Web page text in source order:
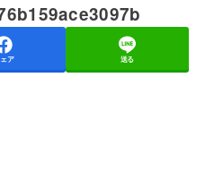
ア 送る